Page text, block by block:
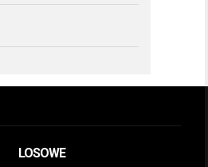
LOSOWE